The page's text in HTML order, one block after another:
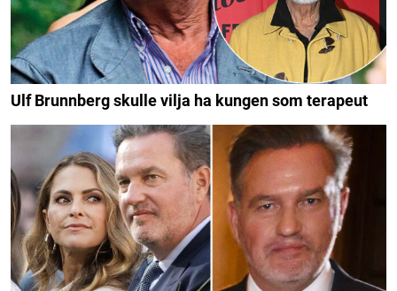
Ulf Brunnberg skulle vilja ha kungen som terapeut